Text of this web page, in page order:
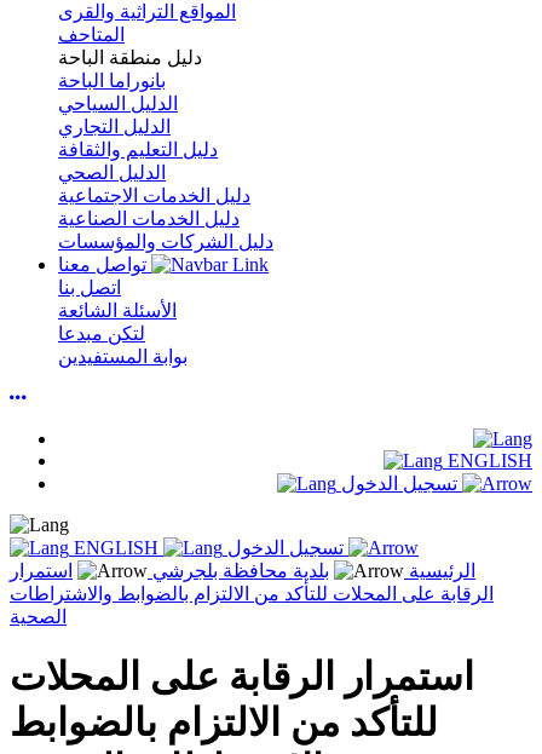
المواقع التراثية والقرى
المتاحف
دليل منطقة الباحة
بانوراما الباحة
الدليل السياحي
الدليل التجاري
دليل التعليم والثقافة
الدليل الصحي
دليل الخدمات الاجتماعية
دليل الخدمات الصناعية
دليل الشركات والمؤسسات
اتصل بنا
الأسئلة الشائعة
لتكن مبدعا
بوابة المستفيدين
ENGLISH
تسجيل الدخول
ENGLISH
تسجيل الدخول
الرئيسية
بلدية محافظة بلجرشي
استمرار
الرقابة على المحلات للتأكد من الالتزام بالضوابط والاشتراطات
الصحية
استمرار الرقابة على المحلات
للتأكد من الالتزام بالضوابط